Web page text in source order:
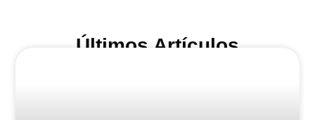
Últimos Artículos